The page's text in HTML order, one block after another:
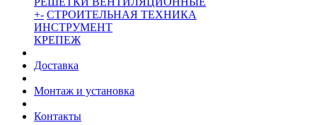
+- СТРОИТЕЛЬНАЯ ТЕХНИКА
ИНСТРУМЕНТ
КРЕПЕЖ
Доставка
Монтаж и установка
Контакты